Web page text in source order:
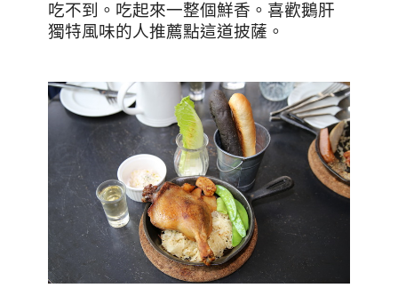
吃不到。吃起來一整個鮮香。喜歡鵝肝
獨特風味的人推薦點這道披薩。